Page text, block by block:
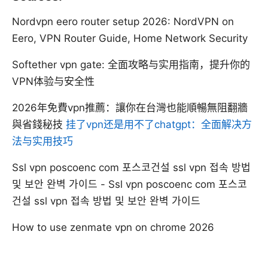
Nordvpn eero router setup 2026: NordVPN on
Eero, VPN Router Guide, Home Network Security
Softether vpn gate: 全面攻略与实用指南，提升你的
VPN体验与安全性
2026年免費vpn推薦：讓你在台灣也能順暢無阻翻牆
與省錢秘技 挂了vpn还是用不了chatgpt：全面解决方
法与实用技巧
Ssl vpn poscoenc com 포스코건설 ssl vpn 접속 방법
및 보안 완벽 가이드 - Ssl vpn poscoenc com 포스코
건설 ssl vpn 접속 방법 및 보안 완벽 가이드
How to use zenmate vpn on chrome 2026